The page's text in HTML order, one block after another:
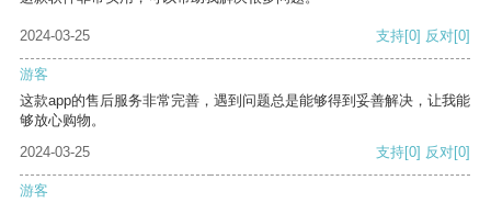
2024-03-25 支持[0] 反对[0]
游客
这款app的售后服务非常完善，遇到问题总是能够得到妥善解决，让我能
够放心购物。
2024-03-25
支持[0] 反对[0]
游客